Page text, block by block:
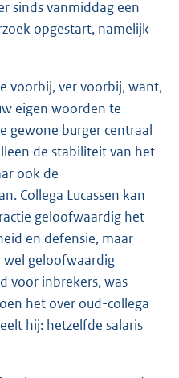
sinds vanmiddag een
opgestart, namelijk
voorbij, ver voorbij, want,
eigen woorden te
gewone burger centraal
de stabiliteit van het
ook de
Collega Lucassen kan
geloofwaardig het
en defensie, maar
geloofwaardig
voor inbrekers, was
het over oud-collega
hij: hetzelfde salaris